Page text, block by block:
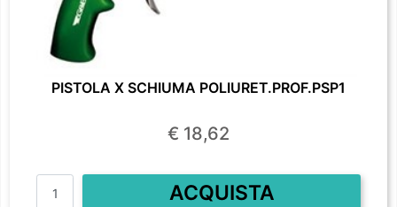
PISTOLA X SCHIUMA POLIURET.PROF.PSP1
€ 18,62
Quantità
ACQUISTA